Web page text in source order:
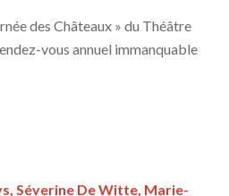
des Châteaux » du Théâtre
vous annuel immanquable
Séverine De Witte, Marie-